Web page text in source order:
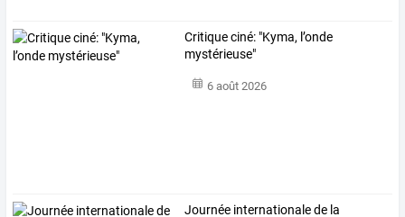
Critique ciné: "Kyma, l’onde
mystérieuse"
6 août 2026
Journée internationale de la